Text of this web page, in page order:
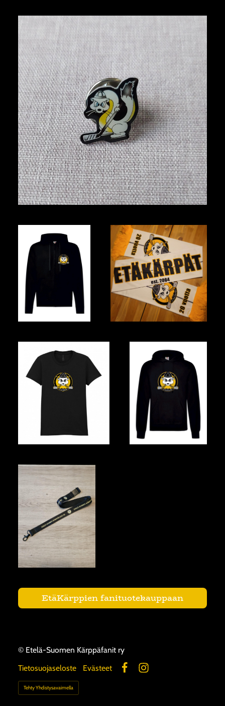
EtäKärppien fanituotekauppaan
© Etelä-Suomen Kärppäfanit ry
Tietosuojaseloste
Evästeet
Tehty Yhdistysavaimella